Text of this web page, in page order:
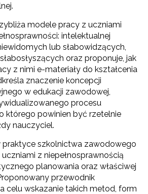
modele pracy z uczniami
intelektualnej
lub słabowidzących,
oraz proponuje, jak
z nimi e-materiały do kształcenia
znaczenie koncepcji
w edukacji za­wodowej,
procesu
które­go powinien być rzetelnie
nauczyciel.
praktyce szkolnictwa zawodowego
z niepełno­sprawnością
planowania oraz właściwej
przewodnik
celu wskazanie takich metod, form